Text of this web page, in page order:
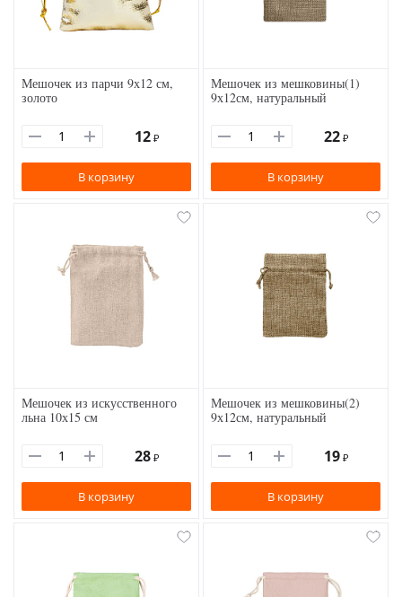
Мешочек из парчи 9х12 см,
золото
12 ₽
В корзину
Мешочек из мешковины(1)
9х12см, натуральный
22 ₽
В корзину
Мешочек из искусственного
льна 10х15 см
28 ₽
В корзину
Мешочек из мешковины(2)
9х12см, натуральный
19 ₽
В корзину